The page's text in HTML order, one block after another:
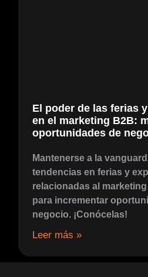
El poder de las ferias
en el marketing B2B:
oportunidades de
Mantenerse a la
tendencias en ferias y
relacionadas al
para incrementar
negocio. ¡Conócelas!
Leer más »​